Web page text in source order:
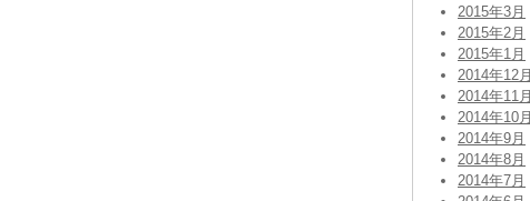
2015年3月
2015年2月
2015年1月
2014年12月
2014年11月
2014年10月
2014年9月
2014年8月
2014年7月